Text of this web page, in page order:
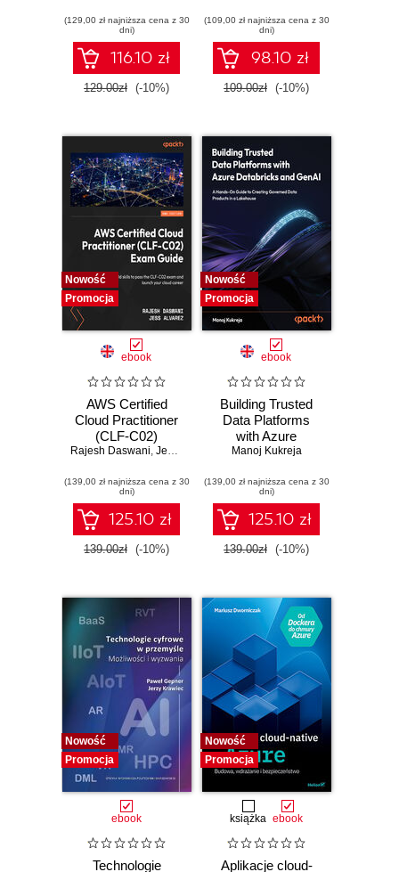
web applications
by leveraging
industry-best
practices - Fifth
Edition
(129,00 zł najniższa cena z 30
dni)
116.10 zł
129.00zł (-10%)
development with
Azure DevOps for
Cloud Excellence -
Second Edition
(109,00 zł najniższa cena z 30
dni)
98.10 zł
109.00zł (-10%)
Nowość
Promocja
ebook
AWS Certified
Cloud Practitioner
(CLF-C02)
Certification Guide.
fundamentals,
cloud architecture,
security, and
pricing for the CLF-
C02 exam -
Rajesh Daswani, Jess Alvarez
(139,00 zł najniższa cena z 30
dni)
125.10 zł
139.00zł (-10%)
Nowość
Promocja
ebook
Building Trusted
Data Platforms
with Azure
Databricks and
On Guide to
Creating Governed
Data Products in a
Lakehouse -
Second Edition
Manoj Kukreja
(139,00 zł najniższa cena z 30
dni)
125.10 zł
139.00zł (-10%)
Nowość
Promocja
ebook
Technologie
Nowość
Promocja
książka ebook
Aplikacje cloud-